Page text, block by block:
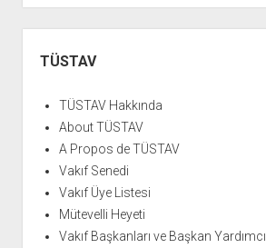
Menü
TÜSTAV
TÜSTAV Hakkında
About TÜSTAV
A Propos de TÜSTAV
Vakıf Senedi
Vakıf Üye Listesi
Mütevelli Heyeti
Vakıf Başkanları ve Başkan